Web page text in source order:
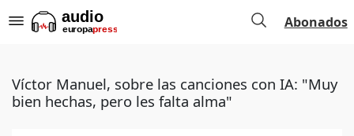
Abonados
Víctor Manuel, sobre las canciones con IA: "Muy
bien hechas, pero les falta alma"